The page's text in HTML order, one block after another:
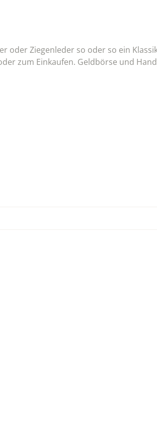
oder Ziegenleder so oder so ein
zum Einkaufen. Geldbörse und